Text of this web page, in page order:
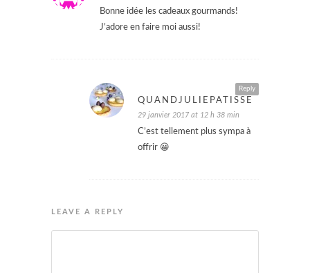
Bonne idée les cadeaux gourmands!
J’adore en faire moi aussi!
Reply
QUANDJULIEPATISSE
29 janvier 2017 at 12 h 38 min
C’est tellement plus sympa à
offrir 😀
LEAVE A REPLY